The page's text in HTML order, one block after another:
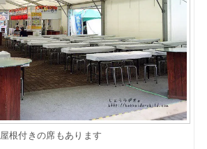
屋根付きの席もあります